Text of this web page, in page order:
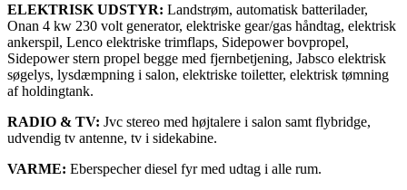
ELEKTRISK UDSTYR: Landstrøm, automatisk batterilader,
Onan 4 kw 230 volt generator, elektriske gear/gas håndtag, elektrisk
ankerspil, Lenco elektriske trimflaps, Sidepower bovpropel,
Sidepower stern propel begge med fjernbetjening, Jabsco elektrisk
søgelys, lysdæmpning i salon, elektriske toiletter, elektrisk tømning
af holdingtank.
RADIO & TV: Jvc stereo med højtalere i salon samt flybridge,
udvendig tv antenne, tv i sidekabine.
VARME: Eberspecher diesel fyr med udtag i alle rum.